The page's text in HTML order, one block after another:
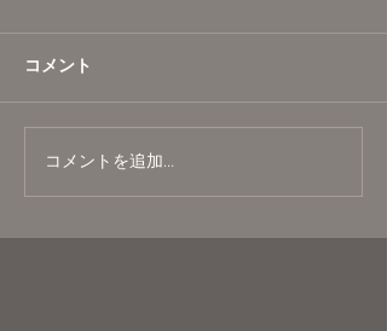
コメント
コメントを追加…